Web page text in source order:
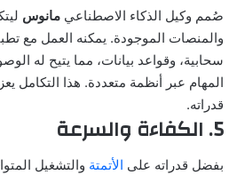
صُمم وكيل الذكاء الاصطناعي مانوس
والمنصات الموجودة. يمكنه العمل مع
سحابية، وقواعد بيانات، مما يتيح له
المهام عبر أنظمة متعددة. هذا التكامل
قدراته.
5. الكفاءة والسرعة
بفضل قدراته على الأتمتة والتشغيل